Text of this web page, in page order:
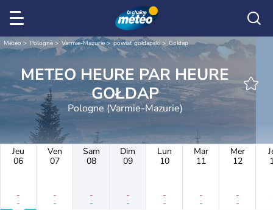
Météo Pologne Varmie-Mazurie powiat gołdapski Gołdap
METEO HEURE PAR HEURE
GOŁDAP
Pologne (Varmie-Mazurie)
Jeu
06
-
-
Ven
07
-
-
Sam
08
-
-
Dim
09
-
-
Lun
10
-
-
Mar
11
-
-
Mer
12
-
-